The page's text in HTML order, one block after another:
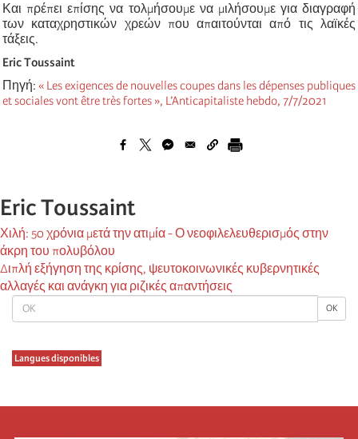
OK OK
Langues disponibles
Και πρέπει επίσης να τολμήσουμε να μιλήσουμε για διαγραφή
των καταχρηστικών χρεών που απαιτούνται από τις λαϊκές
τάξεις.
Eric Toussaint
Πηγή: « Les exigences de nouvelles coupes dans les dépenses publiques
et sociales vont être très fortes », L’Anticapitaliste hebdo, 7/7/2021
Eric Toussaint
Χιλή: 50 χρόνια μετά την ατιμία - Ο νεοφιλελευθερισμός στην
άκρη του πολυβόλου
Διπλή εξήγηση της κρίσης, ψευτοκοινωνικές κυβερνητικές
αλλαγές και ανάγκη για ριζικές απαντήσεις